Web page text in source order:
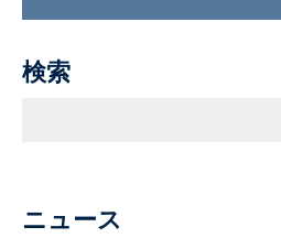
検索
ニュース